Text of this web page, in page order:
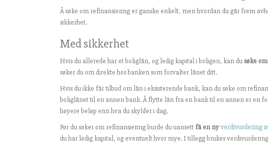
Å søke om refinansiering er ganske enkelt, men hvordan du går frem
sikkerhet.
Med sikkerhet
Hvis du allerede har et boliglån, og ledig kapital i boligen, kan du søke
søker du om direkte hos banken som forvalter lånet ditt.
Hvis du ikke får tilbud om lån i eksisterende bank, kan du søke om
boliglånet til en annen bank. Å flytte lån fra en bank til en annen er en
høyere beløp enn hva du skylder i dag.
Før du søker om refinansiering burde du uansett få en nyverdivurdering
du har ledig kapital, og eventuelt hvor mye. I tillegg brukes